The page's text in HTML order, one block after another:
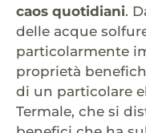
caos quotidiani.
delle acque
particolarmente
proprietà
di un particolare
Termale, che si